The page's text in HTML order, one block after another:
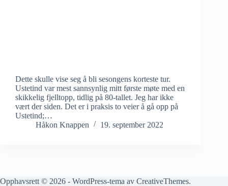
Dette skulle vise seg å bli sesongens korteste tur.
Ustetind var mest sannsynlig mitt første møte med en
skikkelig fjelltopp, tidlig på 80-tallet. Jeg har ikke
vært der siden. Det er i praksis to veier å gå opp på
Ustetind;…
Håkon Knappen
19. september 2022
Opphavsrett © 2026 - WordPress-tema av CreativeThemes.